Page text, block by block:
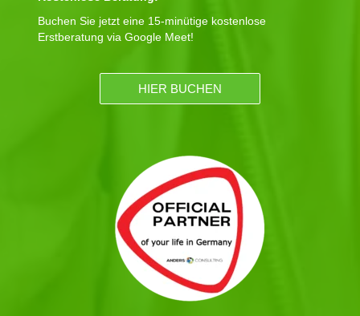
Buchen Sie jetzt eine 15-minütige kostenlose
Erstberatung via Google Meet!
HIER BUCHEN